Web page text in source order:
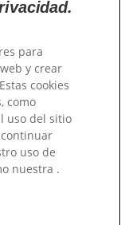
para
y crear
cookies
como
uso del sitio
uso de
nuestra .